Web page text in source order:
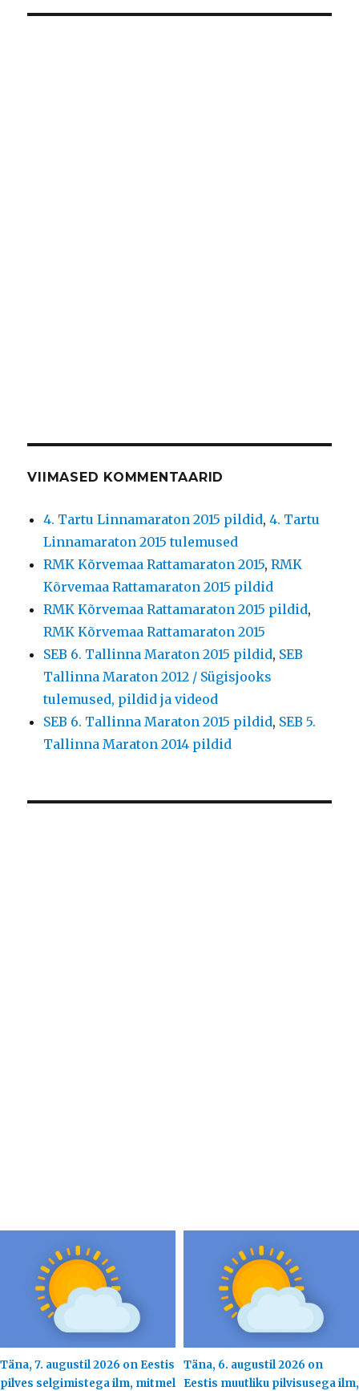
VIIMASED KOMMENTAARID
4. Tartu Linnamaraton 2015 pildid,4. Tartu
Linnamaraton 2015 tulemused
RMK Kõrvemaa Rattamaraton 2015,RMK
Kõrvemaa Rattamaraton 2015 pildid
RMK Kõrvemaa Rattamaraton 2015 pildid,
RMK Kõrvemaa Rattamaraton 2015
SEB 6. Tallinna Maraton 2015 pildid, SEB
Tallinna Maraton 2012 / Sügisjooks
tulemused, pildid ja videod
SEB 6. Tallinna Maraton 2015 pildid, SEB 5.
Tallinna Maraton 2014 pildid
Täna, 7. augustil 2026 on Eestis
pilves selgimistega ilm, mitmel
Täna, 6. augustil 2026 on
Eestis muutliku pilvisusega ilm,